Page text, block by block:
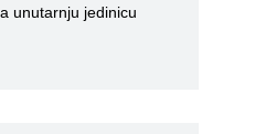
unutarnju jedinicu